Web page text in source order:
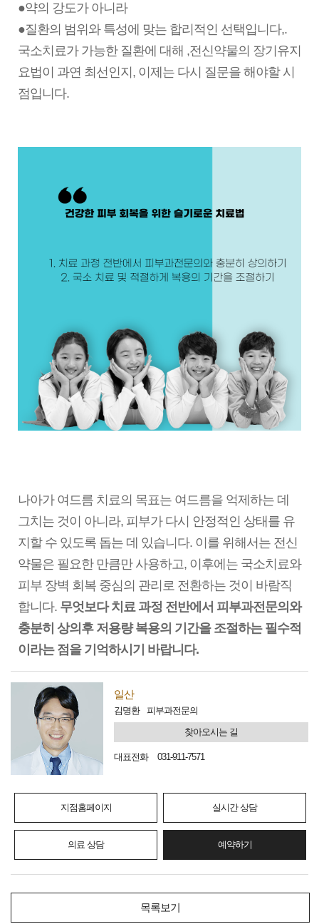
●약의 강도가 아니라
●질환의 범위와 특성에 맞는 합리적인 선택입니다,.
국소치료가 가능한 질환에 대해 ,전신약물의 장기유지
요법이 과연 최선인지, 이제는 다시 질문을 해야할 시
점입니다.
나아가 여드름 치료의 목표는 여드름을 억제하는 데
그치는 것이 아니라, 피부가 다시 안정적인 상태를 유
지할 수 있도록 돕는 데 있습니다. 이를 위해서는 전신
약물은 필요한 만큼만 사용하고, 이후에는 국소치료와
피부 장벽 회복 중심의 관리로 전환하는 것이 바람직
합니다. 무엇보다 치료 과정 전반에서 피부과전문의와
충분히 상의후 저용량 복용의 기간을 조절하는 필수적
이라는 점을 기억하시기 바랍니다.
일산
김명환
피부과전문의
찾아오시는 길
대표전화 031-911-7571
지점홈페이지 실시간 상담
의료 상담 예약하기
목록보기